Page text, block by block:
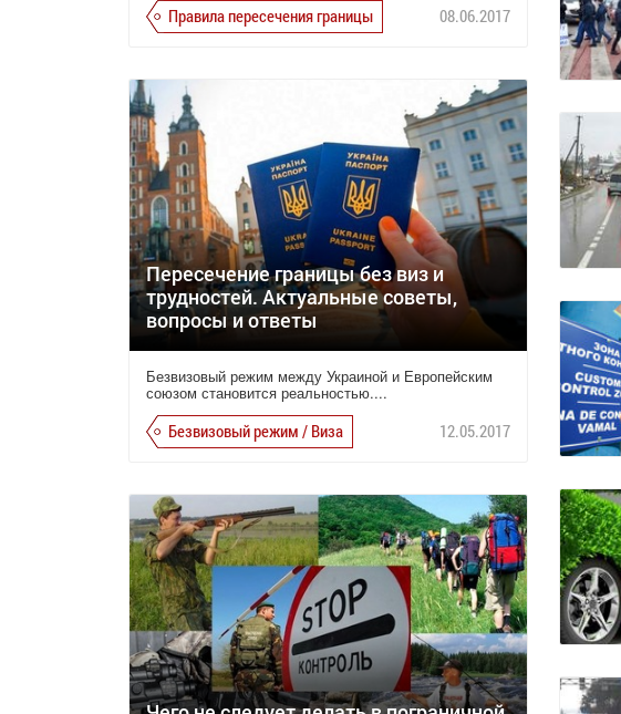
Правила пересечения границы 08.06.2017
Пересечение границы без виз и
трудностей. Актуальные советы,
вопросы и ответы
Безвизовый режим между Украиной и Европейским
союзом становится реальностью....
Безвизовый режим / Виза 12.05.2017